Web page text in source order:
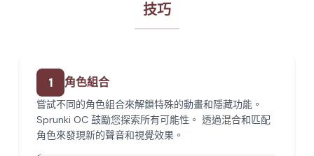
技巧
1 角色組合
嘗試不同的角色組合來解鎖特殊的動畫和隱藏功能。
Sprunki OC 鼓勵您探索所有可能性。 透過混合和匹配
角色來發現新的聲音和視覺效果。